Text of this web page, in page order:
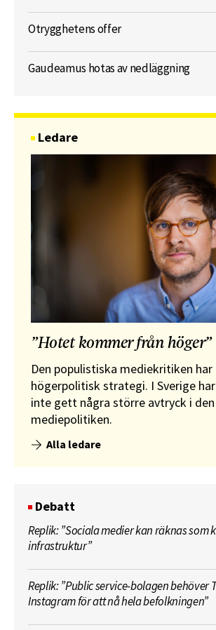
Otrygghetens offer
Gaudeamus hotas av nedläggning
Ledare
”Hotet kommer från höger”
Den populistiska mediekritiken har
högerpolitisk strategi. I Sverige
inte gett några större avtryck i
mediepolitiken.
Alla ledare
Debatt
Replik: ”Sociala medier kan räknas som
infrastruktur”
Replik: ”Public service-bolagen behöver
Instagram för att nå hela befolkningen”